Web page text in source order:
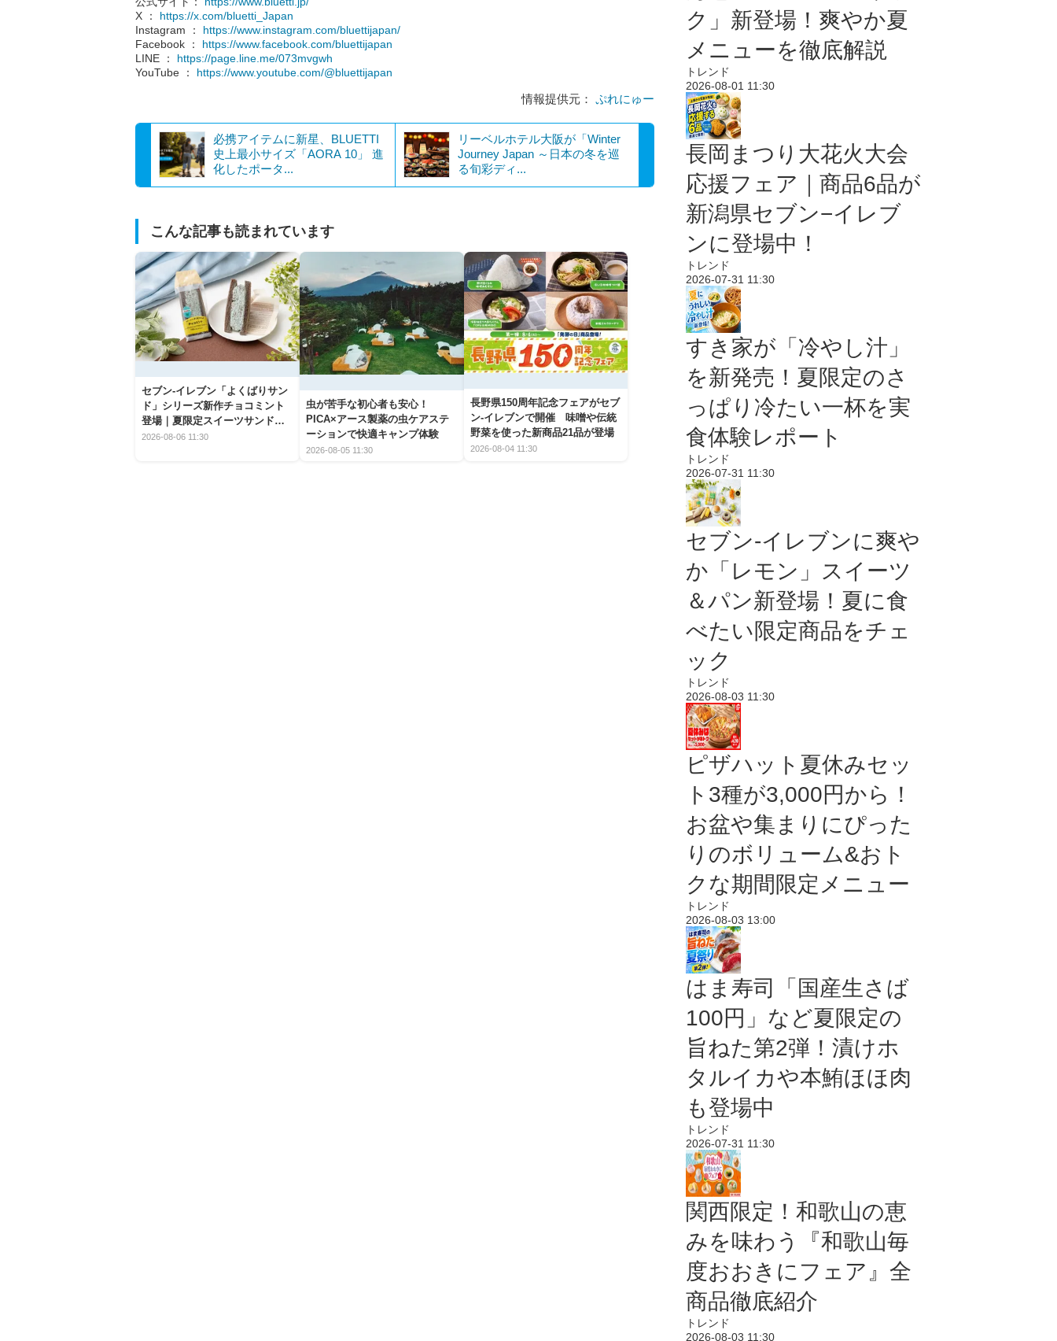
X ： https://x.com/bluetti_Japan
Instagram ： https://www.instagram.com/bluettijapan/
Facebook ： https://www.facebook.com/bluettijapan
LINE ： https://page.line.me/073mvgwh
YouTube ： https://www.youtube.com/@bluettijapan
情報提供元： ぷれにゅー
必携アイテムに新星、BLUETTI
史上最小サイズ「AORA 10」 進
化したポータ...
リーベルホテル大阪が「Winter
Journey Japan ～日本の冬を巡
る旬彩ディ...
こんな記事も読まれています
セブン‐イレブン「よくばりサン
ド」シリーズ新作チョコミント
登場｜夏限定スイーツサンドの
爽快な魅力
2026-08-06 11:30
虫が苦手な初心者も安心！
PICA×アース製薬の虫ケアステ
ーションで快適キャンプ体験
2026-08-05 11:30
長野県150周年記念フェアがセブ
ン-イレブンで開催 味噌や伝統
野菜を使った新商品21品が登場
2026-08-04 11:30
ク」新登場！爽やか夏
メニューを徹底解説
トレンド
2026-08-01 11:30
長岡まつり大花火大会
応援フェア｜商品6品が
新潟県セブン−イレブ
ンに登場中！
トレンド
2026-07-31 11:30
すき家が「冷やし汁」
を新発売！夏限定のさ
っぱり冷たい一杯を実
食体験レポート
トレンド
2026-07-31 11:30
セブン‐イレブンに爽や
か「レモン」スイーツ
＆パン新登場！夏に食
べたい限定商品をチェ
ック
トレンド
2026-08-03 11:30
ピザハット夏休みセッ
ト3種が3,000円から！
お盆や集まりにぴった
りのボリューム&おト
クな期間限定メニュー
トレンド
2026-08-03 13:00
はま寿司「国産生さば
100円」など夏限定の
旨ねた第2弾！漬けホ
タルイカや本鮪ほほ肉
も登場中
トレンド
2026-07-31 11:30
関西限定！和歌山の恵
みを味わう『和歌山毎
度おおきにフェア』全
商品徹底紹介
トレンド
2026-08-03 11:30